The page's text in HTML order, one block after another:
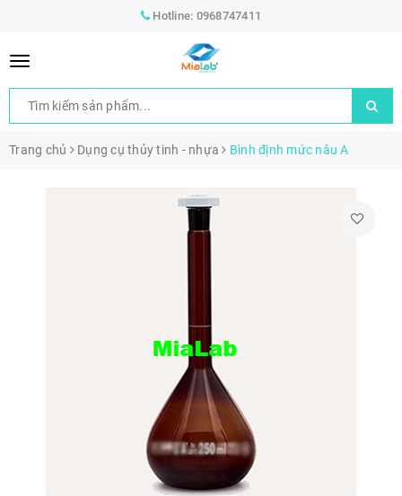
Hotline: 0968747411
Trang chủ Dụng cụ thủy tinh - nhựa Bình định mức nâu A